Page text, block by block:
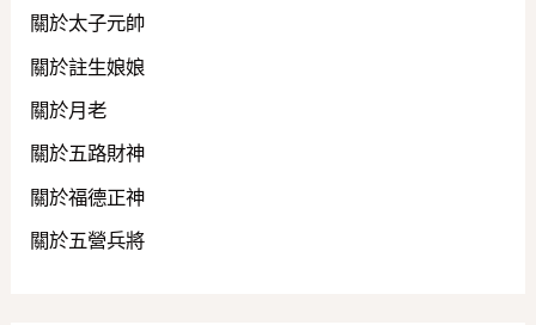
關於太子元帥
關於註生娘娘
關於月老
關於五路財神
關於福德正神
關於五營兵將